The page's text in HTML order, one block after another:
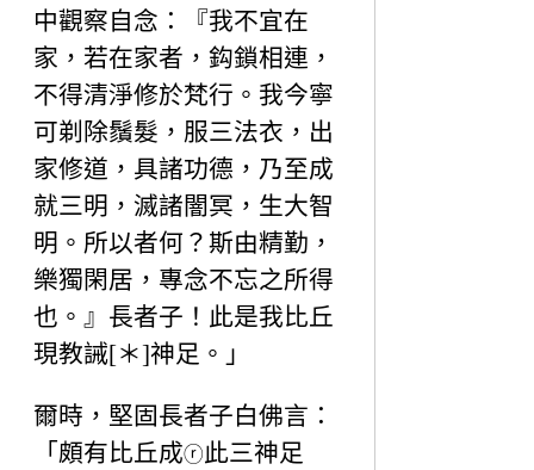
中觀察自念：『我不宜在
家，若在家者，鈎鎖相連，
不得清淨修於梵行。我今寧
可剃除鬚髮，服三法衣，出
家修道，具諸功德，乃至成
就三明，滅諸闇冥，生大智
明。所以者何？斯由精勤，
樂獨閑居，專念不忘之所得
也。』長者子！此是我比丘
現教誡[＊]神足。」
爾時，堅固長者子白佛言：
「頗有比丘成ⓡ此三神足